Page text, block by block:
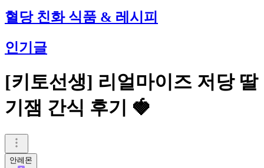
혈당 친화 식품 & 레시피
인기글
[키토선생] 리얼마이즈 저당 딸
기잼 간식 후기 🍓
안레몬